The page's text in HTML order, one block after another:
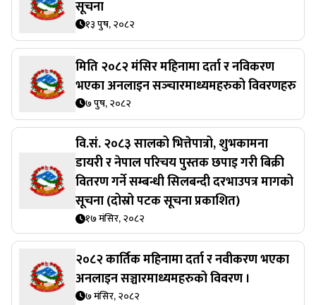
सूचना
१३ पुष, २०८२
मिति २०८२ मंसिर महिनामा दर्ता र नविकरण
भएका अनलाइन सञ्‍चारमाध्यमहरुको विवरणहरु
७ पुष, २०८२
वि.सं. २०८३ सालको भित्तेपात्रो, शुभकामना
डायरी र नेपाल परिचय पुस्तक छपाइ गरी बिक्री
वितरण गर्ने सम्बन्धी सिलबन्दी दरभाउपत्र मागको
सूचना (दोस्रो पटक सूचना प्रकाशित)
१७ मंसिर, २०८२
२०८२ कार्तिक महिनामा दर्ता र नवीकरण भएका
अनलाइन सञ्चारमाध्यमहरुको विवरण ।
७ मंसिर, २०८२